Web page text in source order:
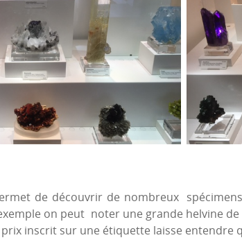
de découvrir de nombreux
on peut noter une grande helvine
prix inscrit sur une étiquette laisse entendre